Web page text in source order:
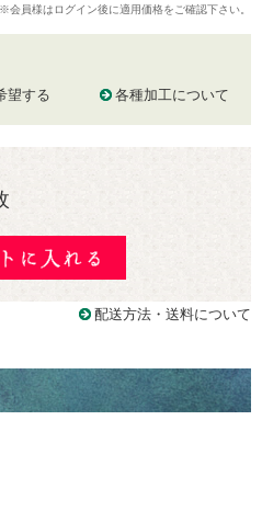
※会員様はログイン後に適用価格をご確認下さい。
望する 各種加工について
配送方法・送料について